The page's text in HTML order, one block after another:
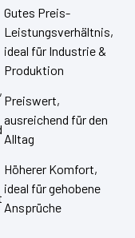
Gutes Preis-
Leistungsverhältnis,
ideal für Industrie &
Produktion
Preiswert,
ausreichend für den
Alltag
Höherer Komfort,
ideal für gehobene
Ansprüche